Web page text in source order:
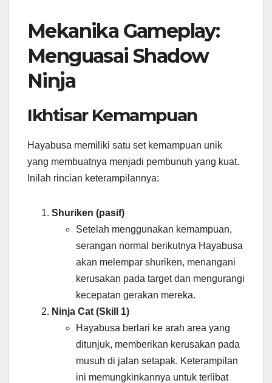
Mekanika Gameplay:
Menguasai Shadow
Ninja
Ikhtisar Kemampuan
Hayabusa memiliki satu set kemampuan unik
yang membuatnya menjadi pembunuh yang kuat.
Inilah rincian keterampilannya:
Shuriken (pasif)
Setelah menggunakan kemampuan,
serangan normal berikutnya Hayabusa
akan melempar shuriken, menangani
kerusakan pada target dan mengurangi
kecepatan gerakan mereka.
Ninja Cat (Skill 1)
Hayabusa berlari ke arah area yang
ditunjuk, memberikan kerusakan pada
musuh di jalan setapak. Keterampilan
ini memungkinkannya untuk terlibat